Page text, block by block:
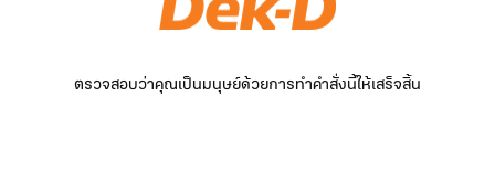
ตรวจสอบว่าคุณเป็นมนุษย์ด้วยการทำคำสั่งนี้ให้เสร็จสิ้น